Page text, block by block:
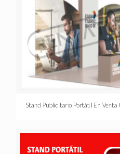
Stand Publicitario Portátil En